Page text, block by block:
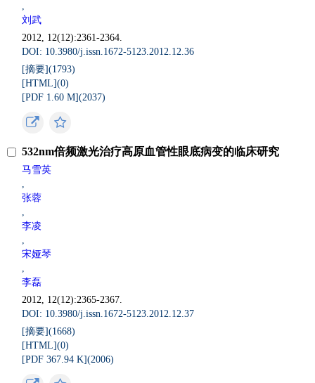
,
刘武
2012, 12(12):2361-2364.
DOI: 10.3980/j.issn.1672-5123.2012.12.36
[摘要](1793)
[HTML](0)
[PDF 1.60 M](2037)
532nm倍频激光治疗高原血管性眼底病变的临床研究
马雪英
,
张蓉
,
李凌
,
宋娅琴
,
李磊
2012, 12(12):2365-2367.
DOI: 10.3980/j.issn.1672-5123.2012.12.37
[摘要](1668)
[HTML](0)
[PDF 367.94 K](2006)